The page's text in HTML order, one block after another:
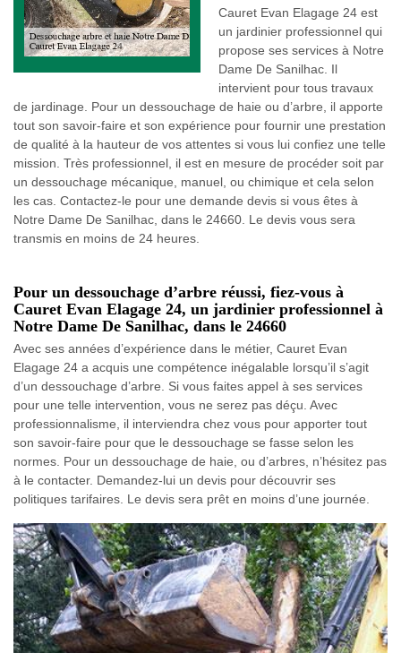
Cauret Evan Elagage 24 est
un jardinier professionnel qui
propose ses services à Notre
Dame De Sanilhac. Il
intervient pour tous travaux
de jardinage. Pour un dessouchage de haie ou d’arbre, il apporte
tout son savoir-faire et son expérience pour fournir une prestation
de qualité à la hauteur de vos attentes si vous lui confiez une telle
mission. Très professionnel, il est en mesure de procéder soit par
un dessouchage mécanique, manuel, ou chimique et cela selon
les cas. Contactez-le pour une demande devis si vous êtes à
Notre Dame De Sanilhac, dans le 24660. Le devis vous sera
transmis en moins de 24 heures.
Pour un dessouchage d’arbre réussi, fiez-vous à
Cauret Evan Elagage 24, un jardinier professionnel à
Notre Dame De Sanilhac, dans le 24660
Avec ses années d’expérience dans le métier, Cauret Evan
Elagage 24 a acquis une compétence inégalable lorsqu’il s’agit
d’un dessouchage d’arbre. Si vous faites appel à ses services
pour une telle intervention, vous ne serez pas déçu. Avec
professionnalisme, il interviendra chez vous pour apporter tout
son savoir-faire pour que le dessouchage se fasse selon les
normes. Pour un dessouchage de haie, ou d’arbres, n’hésitez pas
à le contacter. Demandez-lui un devis pour découvrir ses
politiques tarifaires. Le devis sera prêt en moins d’une journée.